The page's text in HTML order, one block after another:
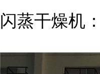
闪蒸干燥机：